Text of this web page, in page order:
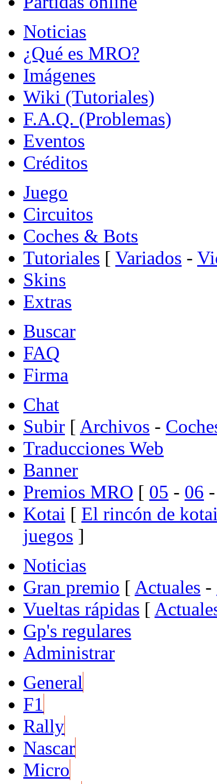
Noticias
¿Qué es MRO?
Imágenes
Wiki (Tutoriales)
F.A.Q. (Problemas)
Eventos
Créditos
Juego
Circuitos
Coches & Bots
Tutoriales [ Variados -
Skins
Extras
Buscar
FAQ
Firma
Chat
Subir [ Archivos -
Traducciones Web
Banner
Premios MRO [ 05 - 06
Kotai [ El rincón de
juegos ]
Noticias
Gran premio [ Actuales -
Vueltas rápidas [
Gp's regulares
Administrar
General
F1
Rally
Nascar
Micro